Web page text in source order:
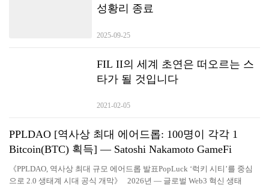
성황리 종료
2025-09-25
FIL II의 세계 초연은 떠오르는 스
타가 될 것입니다
2021-02-05
PPLDAO [역사상 최대 에어드롭: 100명이 각각 1
Bitcoin(BTC) 획득] — Satoshi Nakamoto GameFi
《PPLDAO, 역사상 최대 규모 에어드롭 발표PopLuck ‘럭키 시티’를 중심
으로 2.0 생태계 시대 공식 개막》 2026년 — 글로벌 Web3 혁신 생태